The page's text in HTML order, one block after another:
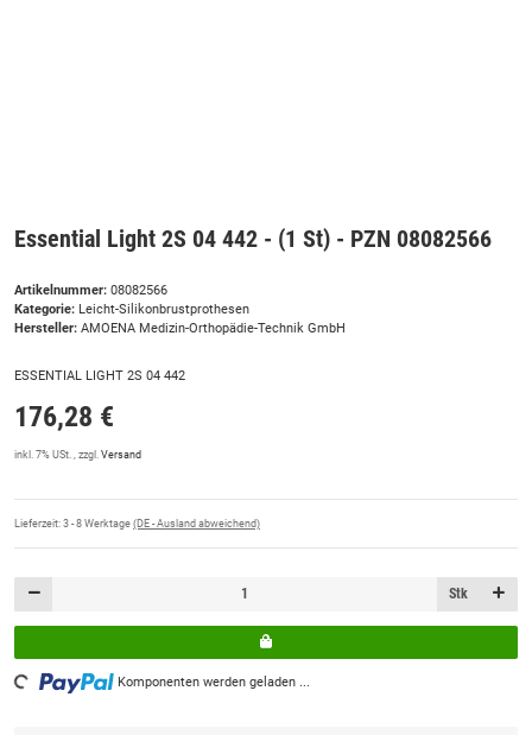
Essential Light 2S 04 442 - (1 St) - PZN 08082566
Artikelnummer: 08082566
Kategorie: Leicht-Silikonbrustprothesen
Hersteller: AMOENA Medizin-Orthopädie-Technik GmbH
ESSENTIAL LIGHT 2S 04 442
176,28 €
inkl. 7% USt. , zzgl. Versand
Lieferzeit: 3 - 8 Werktage (DE - Ausland abweichend)
Stk
Loading... Komponenten werden geladen ...